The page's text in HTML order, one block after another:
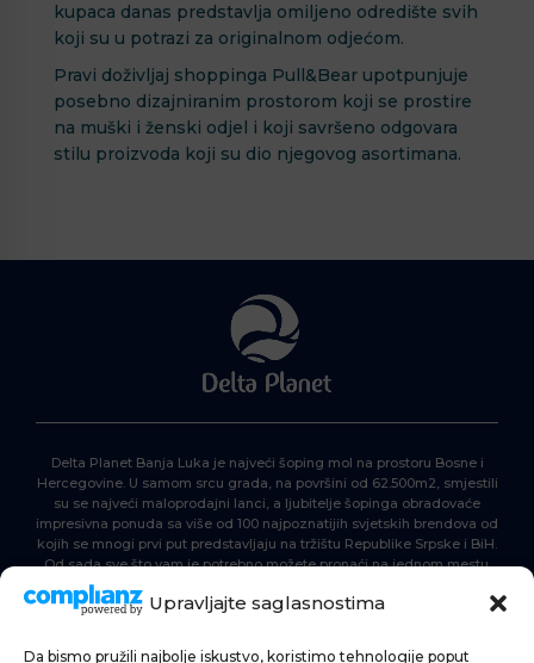
Upravljajte saglasnostima
Da bismo pružili najbolje iskustvo, koristimo tehnologije poput
kupaca danas predstavlja omiljeno odredište svih
koji su u potrazi za originalnom odjećom.
Pravi doživljaj shoppinga Pull&Bear upotpunjuje
posebno dizajniranim prostorom koji se prostire
na muški i ženski odjel i koji savršeno odgovara
stilu proizvoda koji su dio njegovog asortimana.
Delta Planet Banja Luka je najveći šoping mol na prostoru Bosne i
Hercegovine. U samom srcu grada, na površini od 62.500m2, smjestili
su se najveći maloprodajni lanci, a ljubitelje šopinga obradovaće
impresivna ponuda sa više od 100 najpoznatijih svjetskih brendova od
kojih se mnogi prvi put predstavljaju na tržištu Republike Srpske i BiH.
Od sada sve što vam je potrebno možete pronaći na jednom mestu.
Delta Planet – nova nezaobilazna šoping destinacija!